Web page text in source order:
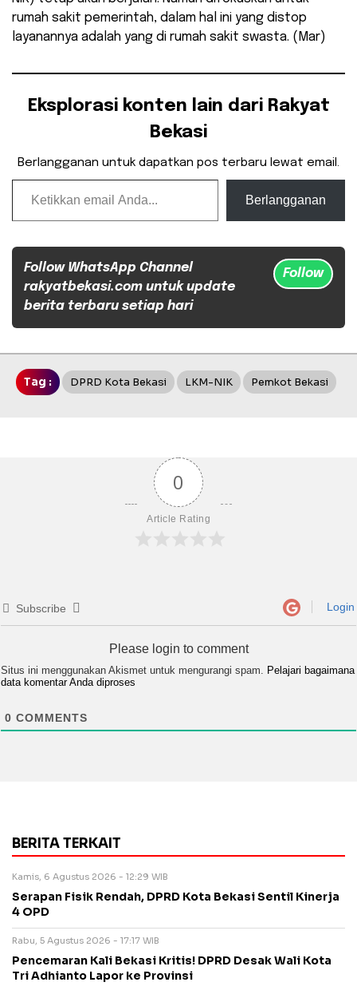
rumah sakit pemerintah, dalam hal ini yang distop
layanannya adalah yang di rumah sakit swasta. (Mar)
Eksplorasi konten lain dari Rakyat
Bekasi
Berlangganan untuk dapatkan pos terbaru lewat email.
Ketikkan email Anda...
Berlangganan
Follow WhatsApp Channel
rakyatbekasi.com untuk update
berita terbaru setiap hari
Follow
Tag : DPRD Kota Bekasi LKM-NIK Pemkot Bekasi
0
Article Rating
Subscribe Login
Please login to comment
Situs ini menggunakan Akismet untuk mengurangi spam. Pelajari bagaimana
data komentar Anda diproses
0 COMMENTS
BERITA TERKAIT
Kamis, 6 Agustus 2026 - 12:29 WIB
Serapan Fisik Rendah, DPRD Kota Bekasi Sentil Kinerja
4 OPD
Rabu, 5 Agustus 2026 - 17:17 WIB
Pencemaran Kali Bekasi Kritis! DPRD Desak Wali Kota
Tri Adhianto Lapor ke Provinsi